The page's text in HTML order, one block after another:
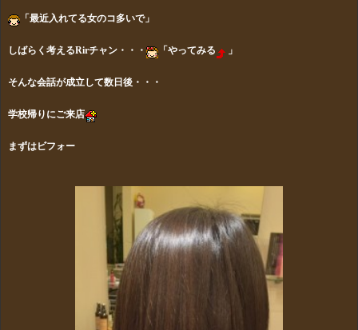
「最近入れてる女のコ多いで」
しばらく考えるRirチャン・・・ 「やってみる 」
そんな会話が成立して数日後・・・
学校帰りにご来店
まずはビフォー